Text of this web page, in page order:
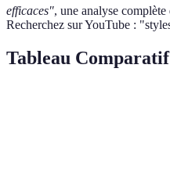
efficaces", une analyse
Recherchez sur YouTube :
Tableau Comparatif